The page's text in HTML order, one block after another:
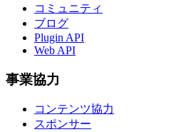
コミュニティ
ブログ
Plugin API
Web API
事業協力
コンテンツ協力
スポンサー